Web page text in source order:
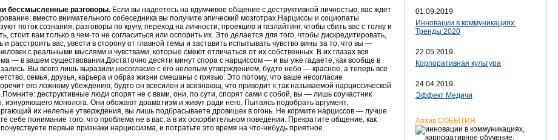
бессмысленные разговоры. Если вы надеетесь на вдумчивое общение с деструктивной личностью, вас ждет
вместо внимательного собеседника вы получите эпический мозготрах.Нарциссы и социопаты
поток сознания, разговоры по кругу, переход на личности, проекцию и газлайтинг, чтобы сбить вас с толку и
стоит вам только в чем-то не согласиться или оспорить их. Это делается для того, чтобы дискредитировать,
и расстроить вас, увести в сторону от главной темы и заставить испытывать чувство вины за то, что вы —
с реальными мыслями и чувствами, которые смеют отличаться от их собственных. В их глазах вся
— в вашем существовании.Достаточно десяти минут спора с нарциссом — и вы уже гадаете, как вообще в
Вы всего лишь выразили несогласие с его нелепым утверждением, будто небо — красное, а теперь всё
семья, друзья, карьера и образ жизни смешаны с грязью. Это потому, что ваше несогласие
его ложному убеждению, будто он всесилен и всезнающ, что приводит к так называемой нарциссической
деструктивные люди спорят не с вами, они, по сути, спорят сами с собой, вы — лишь соучастник
изнуряющего монолога. Они обожают драматизм и живут ради него. Пытаясь подобрать аргумент,
их нелепые утверждения, вы лишь подбрасываете дровишек в огонь. Не кормите нарциссов — лучше
себе понимание того, что проблема не в вас, а в их оскорбительном поведении. Прекратите общение, как
почувствуете первые признаки нарциссизма, и потратьте это время на что-нибудь приятное.
01.09.2019
Инновации в коммуникациях.
Тренды 2020
22.05.2019
Корпоративная культура
24.04.2019
Эффект Медичи
Архив СОБЫТИЯ